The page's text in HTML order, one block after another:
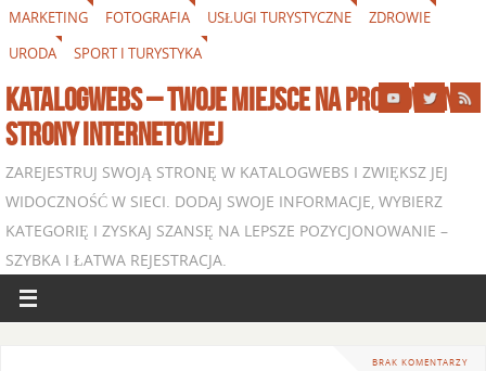
MARKETING FOTOGRAFIA USŁUGI TURYSTYCZNE
ZDROWIE
URODA
SPORT I TURYSTYKA
KATALOGWEBS – TWOJE MIEJSCE NA PROMOWANIE
STRONY INTERNETOWEJ
ZAREJESTRUJ SWOJĄ STRONĘ W KATALOGWEBS I ZWIĘKSZ JEJ
WIDOCZNOŚĆ W SIECI. DODAJ SWOJE INFORMACJE, WYBIERZ
KATEGORIĘ I ZYSKAJ SZANSĘ NA LEPSZE POZYCJONOWANIE –
SZYBKA I ŁATWA REJESTRACJA.
BRAK KOMENTARZY